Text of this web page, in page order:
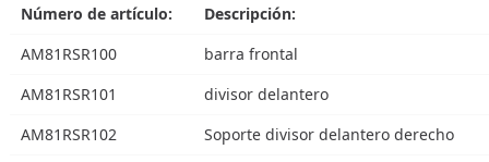
Número de artículo:
Descripción:
AM81RSR100
barra frontal
AM81RSR101
divisor delantero
AM81RSR102
Soporte divisor delantero derecho